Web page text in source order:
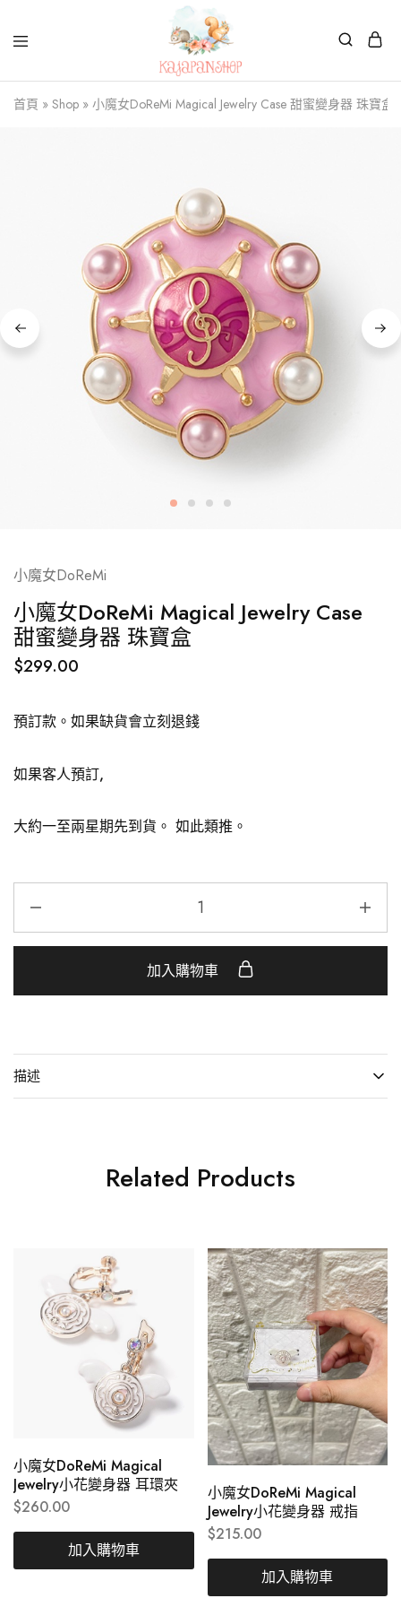
Kajapanshop
日
韓
首頁 » Shop » 小魔女DoReMi Magical Jewelry Case 甜蜜變身器 珠寶盒
小魔女DoReMi
小魔女DoReMi Magical Jewelry Case
甜蜜變身器 珠寶盒
$299.00
預訂款。如果缺貨會立刻退錢
如果客人預訂,
大約一至兩星期先到貨。 如此類推。
加入購物車
描述
Related Products
小魔女DoReMi Magical
Jewelry小花變身器 耳環夾
$260.00
加入購物車
小魔女DoReMi Magical
Jewelry小花變身器 戒指
$215.00
加入購物車